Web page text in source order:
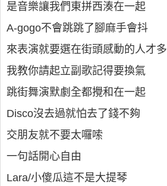
是音樂讓我們東拼西湊在一起
A-gogo不會跳跳了腳麻手會抖
來表演就要選在街頭感動的人才多
我教你請起立副歌記得要換氣
跳街舞演默劇全都攪和在一起
Disco沒去過就怕去了錢不夠
交朋友就不要太囉嗦
一句話開心自由
Lara/小傻瓜這不是大提琴